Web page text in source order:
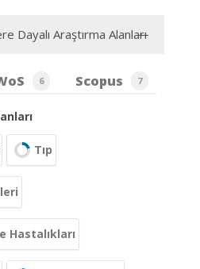
Dayalı Araştırma Alanları
6 Scopus 7
Tıp
Hastalıkları